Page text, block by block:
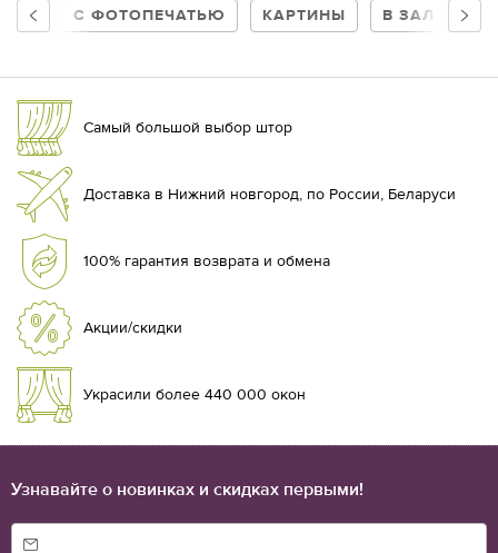
С ФОТОПЕЧАТЬЮ
КАРТИНЫ В ЗАЛ
Самый большой выбор штор
Доставка в Нижний новгород, по России, Беларуси
100% гарантия возврата и обмена
Акции/скидки
Украсили более 440 000 окон
Узнавайте о новинках и скидках первыми!